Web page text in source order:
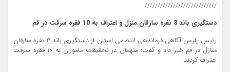
////////////////////////////
دستگیری باند 3 نفره سارقان منزل و اعتراف به 10 فقره سرقت در قم
رئيس پليس آگاهي فرماندهي انتظامي استان از دستگيري باند 3 نفره سارقان
منازل در قم خبر داد و گفت: متهمان در تحقيقات ماموران به 10 فقره سرقت
اعتراف کردند.